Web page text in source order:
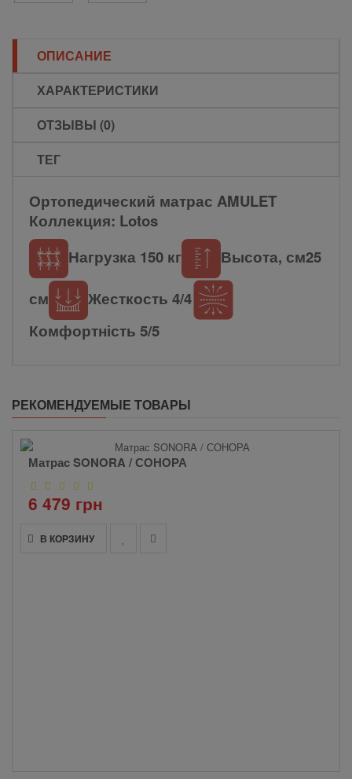
ОПИСАНИЕ
ХАРАКТЕРИСТИКИ
ОТЗЫВЫ (0)
ТЕГ
Ортопедический матрас AMULET
Коллекция: Lotos
Нагрузка 150 кг
Высота, см25
см
Жесткость 4/4
Комфортність 5/5
РЕКОМЕНДУЕМЫЕ ТОВАРЫ
Матрас SONORA / СОНОРА
6 479 грн
В КОРЗИНУ